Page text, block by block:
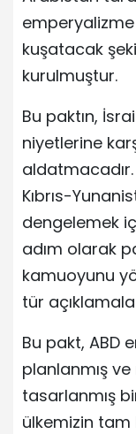
emperyalizme
kuşatacak
kurulmuştur.
Bu paktın,
niyetlerine
Kıbrıs-
dengelemek
adım olarak
kamuoyunu
tür
Bu pakt, ABD
planlanmış
tasarlanmış
ülkemizin tam